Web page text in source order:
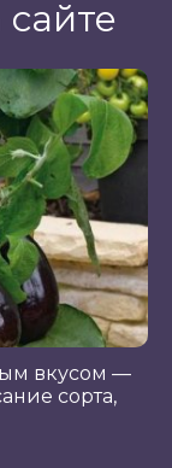
вкусом —
сорта,